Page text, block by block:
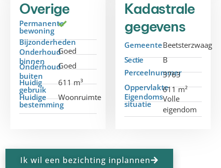
Overige
Permanente
bewoning
Bijzonderheden
Onderhoud
binnen
Goed
Onderhoud
buiten
Goed
Huidig
gebruik
611 m³
Huidige
bestemming
Woonruimte
Kadastrale
gegevens
GemeenteBeetsterzwaag
Sectie
B
Perceelnummer
3763
Oppervlakte611 m²
Eigendoms
situatie
Volle
eigendom
Ik wil een bezichting inplannen